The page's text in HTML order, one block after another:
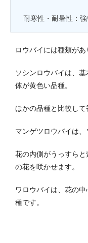
耐寒性・耐暑性：
ロウバイには種類があ
ソシンロウバイは、
体が黄色い品種。
ほかの品種と比較して
マンゲツロウバイは、
花の内側がうっすら
の花を咲かせます。
ワロウバイは、花の
種です。